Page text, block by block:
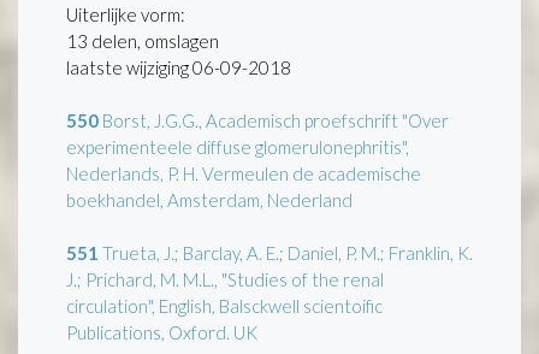
Uiterlijke vorm:
13 delen, omslagen
laatste wijziging 06-09-2018
550 Borst, J.G.G., Academisch proefschrift "Over
experimenteele diffuse glomerulonephritis",
Nederlands, P. H. Vermeulen de academische
boekhandel, Amsterdam, Nederland
551 Trueta, J.; Barclay, A. E.; Daniel, P. M.; Franklin, K.
J.; Prichard, M. M.L., "Studies of the renal
circulation", English, Balsckwell scientoific
Publications, Oxford. UK